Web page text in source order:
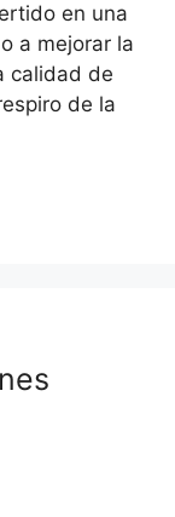
en una
a mejorar la
calidad de
de la